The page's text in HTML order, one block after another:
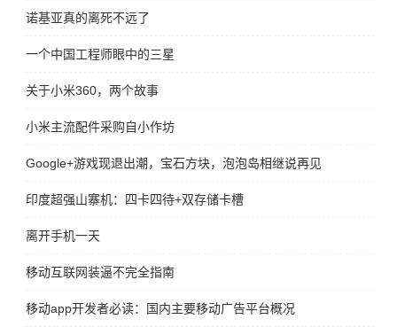
诺基亚真的离死不远了
一个中国工程师眼中的三星
关于小米360，两个故事
小米主流配件采购自小作坊
Google+游戏现退出潮，宝石方块，泡泡岛相继说再见
印度超强山寨机：四卡四待+双存储卡槽
离开手机一天
移动互联网装逼不完全指南
移动app开发者必读：国内主要移动广告平台概况